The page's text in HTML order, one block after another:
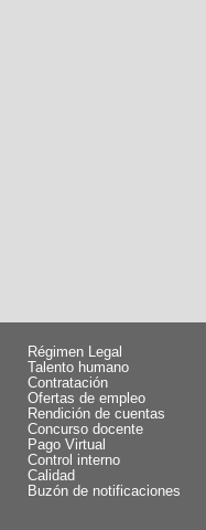
Régimen Legal
Talento humano
Contratación
Ofertas de empleo
Rendición de cuentas
Concurso docente
Pago Virtual
Control interno
Calidad
Buzón de notificaciones